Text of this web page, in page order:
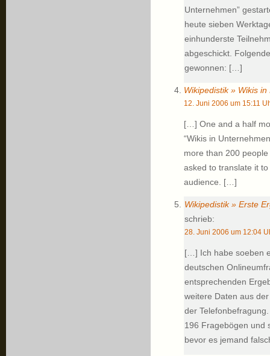
Unternehmen”
heute sieben
einhunderste
abgeschickt.
gewonnen: […]
Wikipedistik » Wikis
12. Juni 2006 um 15:11
[…] One and a half
“Wikis in
more than 200
asked to translate it
audience. […]
Wikipedistik » Erste
schrieb:
28. Juni 2006 um 12:04
[…] Ich habe soeben
deutschen
entsprechenden
weitere Daten aus
der
196 Fragebögen und
bevor es jemand